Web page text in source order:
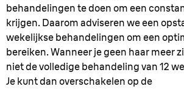
behandelingen te doen om een
krijgen. Daarom adviseren we een
wekelijkse behandelingen om een
bereiken. Wanneer je geen haar meer
niet de volledige behandeling van 12
Je kunt dan overschakelen op de